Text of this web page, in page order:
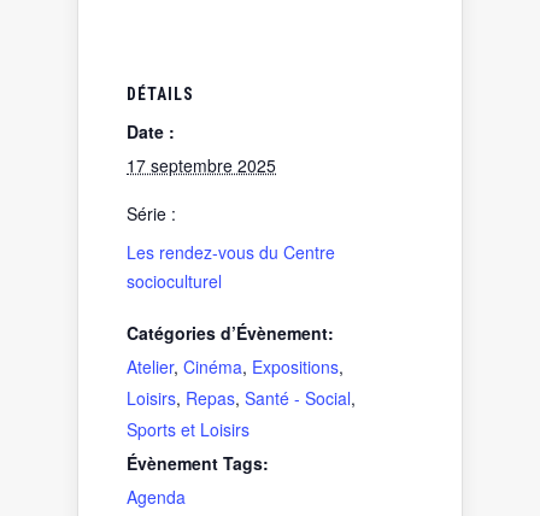
DÉTAILS
Date :
17 septembre 2025
Série :
Les rendez-vous du Centre
socioculturel
Catégories d’Évènement:
Atelier, Cinéma, Expositions,
Loisirs, Repas, Santé - Social,
Sports et Loisirs
Évènement Tags:
Agenda